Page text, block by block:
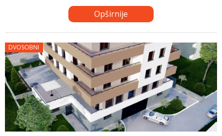
Opširnije
DVOSOBNI